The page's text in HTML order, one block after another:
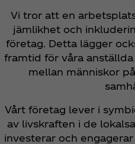
Vi tror att en
jämlikhet och
företag. Detta lägger
framtid för våra
mellan människor
Vårt företag lever i
av livskraften i de
investerar och